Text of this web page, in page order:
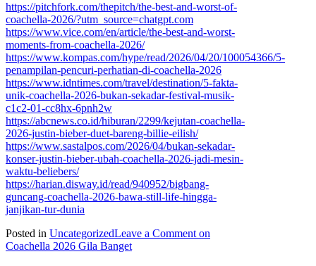
https://pitchfork.com/thepitch/the-best-and-worst-of-
coachella-2026/?utm_source=chatgpt.com
https://www.vice.com/en/article/the-best-and-worst-
moments-from-coachella-2026/
https://www.kompas.com/hype/read/2026/04/20/100054366/5-
penampilan-pencuri-perhatian-di-coachella-2026
https://www.idntimes.com/travel/destination/5-fakta-
unik-coachella-2026-bukan-sekadar-festival-musik-
c1c2-01-cc8hx-6pnh2w
https://abcnews.co.id/hiburan/2299/kejutan-coachella-
2026-justin-bieber-duet-bareng-billie-eilish/
https://www.sastalpos.com/2026/04/bukan-sekadar-
konser-justin-bieber-ubah-coachella-2026-jadi-mesin-
waktu-beliebers/
https://harian.disway.id/read/940952/bigbang-
guncang-coachella-2026-bawa-still-life-hingga-
janjikan-tur-dunia
Posted in UncategorizedLeave a Commenton
Coachella 2026 Gila Banget